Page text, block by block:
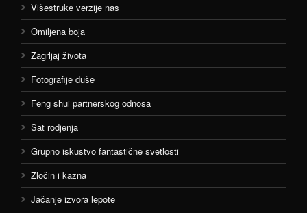
Višestruke verzije nas
Omiljena boja
Zagrljaj života
Fotografije duše
Feng shui partnerskog odnosa
Sat rodjenja
Grupno iskustvo fantastične svetlosti
Zločin i kazna
Jačanje izvora lepote